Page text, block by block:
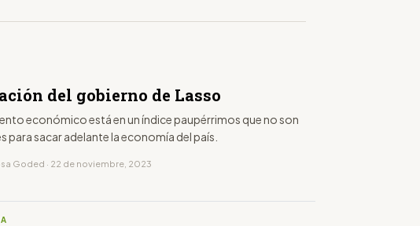
del gobierno de Lasso
económico está en un índice paupérrimos que no son
para sacar adelante la economía del país.
Goded · 22 de noviembre, 2023